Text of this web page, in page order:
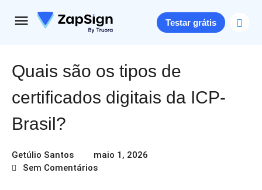
Testar grátis
Quais são os tipos de
certificados digitais da ICP-
Brasil​?
Getúlio Santos
maio 1, 2026
Sem Comentários